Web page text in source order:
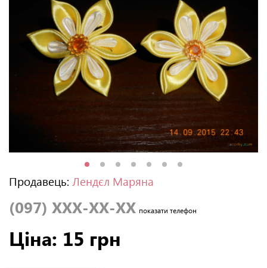
Продавець: Лендєл Маряна
(097) XXX-XX-XX показати телефон
Ціна: 15 грн